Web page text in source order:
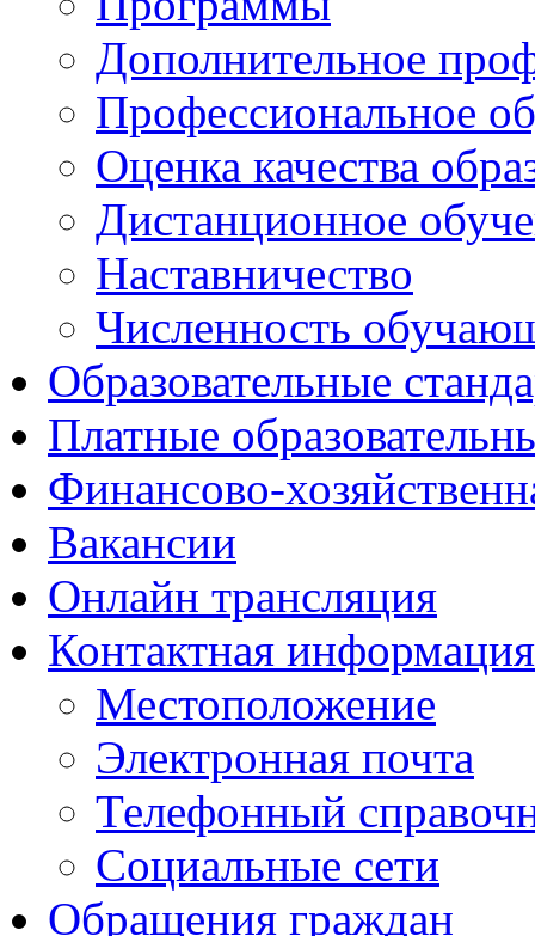
Дополнительное
Профессиональное
Оценка качества
Дистанционное
Наставничество
Численность
Образовательные
Платные
Финансово-
Вакансии
Онлайн трансляция
Контактная информация
Местоположение
Электронная почта
Телефонный
Социальные сети
Обращения граждан